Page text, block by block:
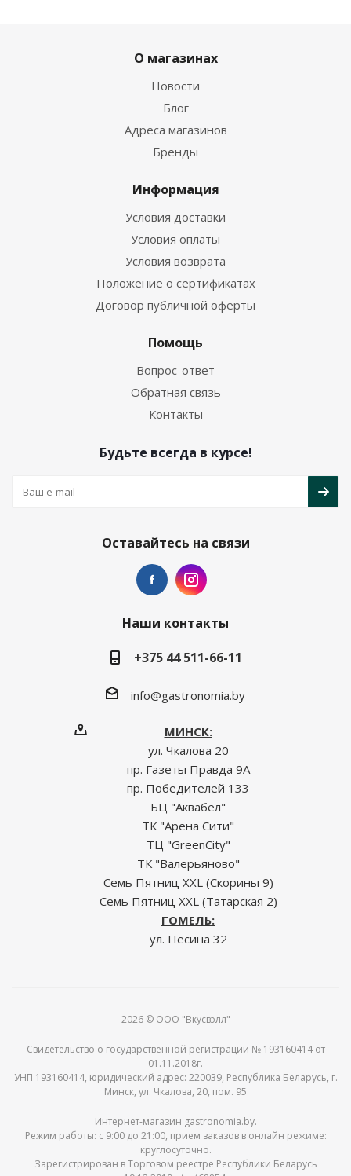
О магазинах
Новости
Блог
Адреса магазинов
Бренды
Информация
Условия доставки
Условия оплаты
Условия возврата
Положение о сертификатах
Договор публичной оферты
Помощь
Вопрос-ответ
Обратная связь
Контакты
Будьте всегда в курсе!
Оставайтесь на связи
Наши контакты
+375 44 511-66-11
info@gastronomia.by
МИНСК:
ул. Чкалова 20
пр. Газеты Правда 9А
пр. Победителей 133
БЦ "Аквабел"
ТК "Арена Сити"
ТЦ "GreenCity"
ТК "Валерьяново"
Семь Пятниц XXL (Скорины 9)
Семь Пятниц XXL (Татарская 2)
ГОМЕЛЬ:
ул. Песина 32
2026 © ООО "Вкусвэлл"
Свидетельство о государственной регистрации № 193160414 от
01.11.2018г.
УНП 193160414, юридический адрес: 220039, Республика Беларусь, г.
Минск, ул. Чкалова, 20, пом. 95
Интернет-магазин gastronomia.by.
Режим работы: c 9:00 до 21:00, прием заказов в онлайн режиме:
круглосуточно.
Зарегистрирован в Торговом реестре Республики Беларусь